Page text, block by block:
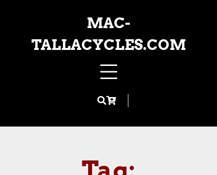
MAC-
TALLACYCLES.COM